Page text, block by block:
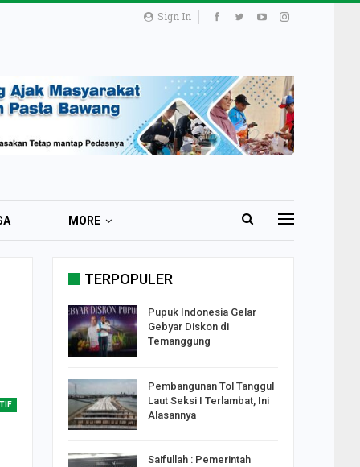
Sign In
MORE
TERPOPULER
Pupuk Indonesia Gelar
Gebyar Diskon di
Temanggung
Pembangunan Tol Tanggul
Laut Seksi I Terlambat, Ini
Alasannya
Saifullah : Pemerintah